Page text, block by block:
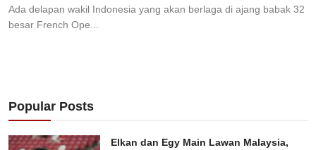
Ada delapan wakil Indonesia yang akan berlaga di ajang babak 32
besar French Ope...
Popular Posts
Elkan dan Egy Main Lawan Malaysia,